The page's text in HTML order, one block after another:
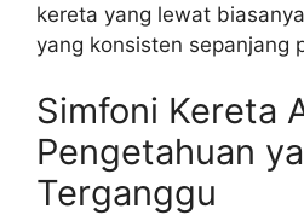
kereta yang lewat
yang konsisten sepanjang
Simfoni Kereta
Pengetahuan
Terganggu